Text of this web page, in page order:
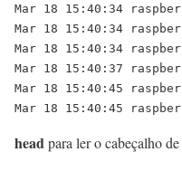
Mar 18 15:40:34
Mar 18 15:40:34
Mar 18 15:40:34
Mar 18 15:40:37
Mar 18 15:40:45
headpara ler o cabeçalho